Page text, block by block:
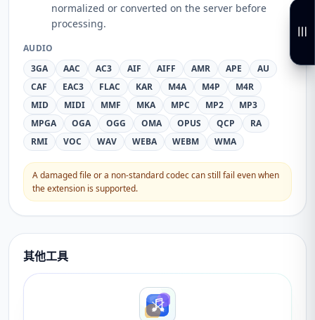
normalized or converted on the server before
processing.
AUDIO
3GA
AAC AC3 AIF AIFF AMR APE
AU
CAF
EAC3 FLAC KAR M4A M4P
M4R
MID
MIDI MMF MKA MPC MP2
MP3
MPGA
OGA OGG OMA OPUS QCP
RA
RMI
VOC WAV WEBA WEBM WMA
A damaged file or a non-standard codec can still fail even when
the extension is supported.
其他工具